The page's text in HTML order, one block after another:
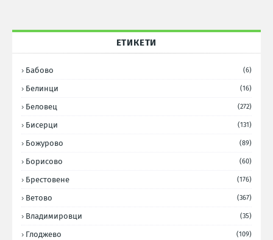
ЕТИКЕТИ
Бабово (6)
Белинци (16)
Беловец (272)
Бисерци (131)
Божурово (89)
Борисово (60)
Брестовене (176)
Ветово (367)
Владимировци (35)
Глоджево (109)